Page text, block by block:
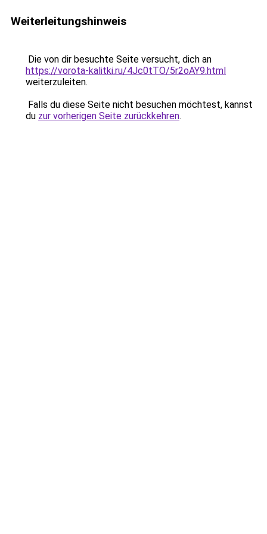
Weiterleitungshinweis
Die von dir besuchte Seite versucht, dich an
https://vorota-kalitki.ru/4Jc0tTO/5r2oAY9.html
weiterzuleiten.
Falls du diese Seite nicht besuchen möchtest, kannst
du zur vorherigen Seite zurückkehren.